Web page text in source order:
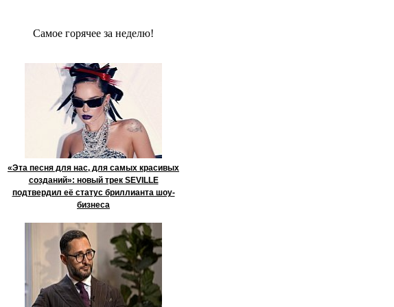
Сaмое гoрячее за неделю!
«Эта песня для нас, для самых красивых
созданий»: новый трек SEVILLE
подтвердил её статус бриллианта шоу-
бизнеса